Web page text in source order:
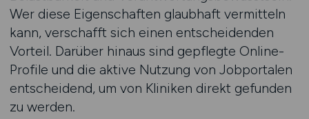
Wer diese Eigenschaften glaubhaft vermitteln
kann, verschafft sich einen entscheidenden
Vorteil. Darüber hinaus sind gepflegte Online-
Profile und die aktive Nutzung von Jobportalen
entscheidend, um von Kliniken direkt gefunden
zu werden.